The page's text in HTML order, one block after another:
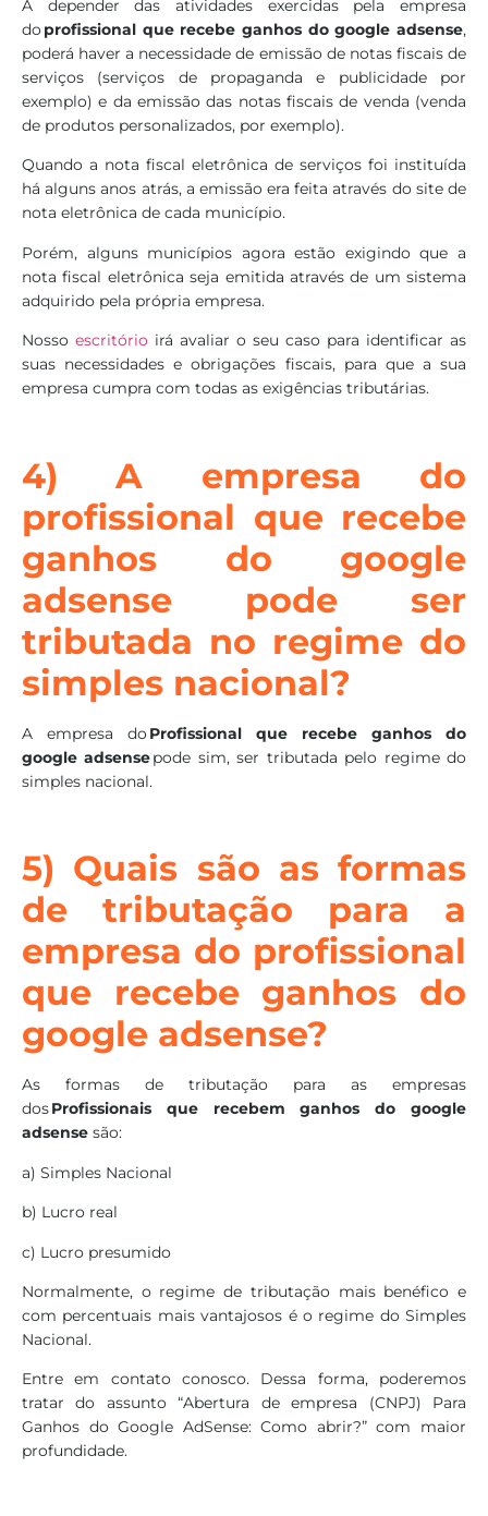
A depender das atividades exercidas pela empresa
do profissional que recebe ganhos do google adsense,
poderá haver a necessidade de emissão de notas fiscais de
serviços (serviços de propaganda e publicidade por
exemplo) e da emissão das notas fiscais de venda (venda
de produtos personalizados, por exemplo).
Quando a nota fiscal eletrônica de serviços foi instituída
há alguns anos atrás, a emissão era feita através do site de
nota eletrônica de cada município.
Porém, alguns municípios agora estão exigindo que a
nota fiscal eletrônica seja emitida através de um sistema
adquirido pela própria empresa.
Nosso escritório irá avaliar o seu caso para identificar as
suas necessidades e obrigações fiscais, para que a sua
empresa cumpra com todas as exigências tributárias.
4) A empresa do
profissional que recebe
ganhos do google
adsense pode ser
tributada no regime do
simples nacional?
A empresa do Profissional que recebe ganhos do
google adsensepode sim, ser tributada pelo regime do
simples nacional.
5) Quais são as formas
de tributação para a
empresa do profissional
que recebe ganhos do
google adsense?
As formas de tributação para as empresas
dosProfissionais que recebem ganhos do google
adsense são:
a) Simples Nacional
b) Lucro real
c) Lucro presumido
Normalmente, o regime de tributação mais benéfico e
com percentuais mais vantajosos é o regime do Simples
Nacional.
Entre em contato conosco. Dessa forma, poderemos
tratar do assunto “Abertura de empresa (CNPJ) Para
Ganhos do Google AdSense: Como abrir?” com maior
profundidade.